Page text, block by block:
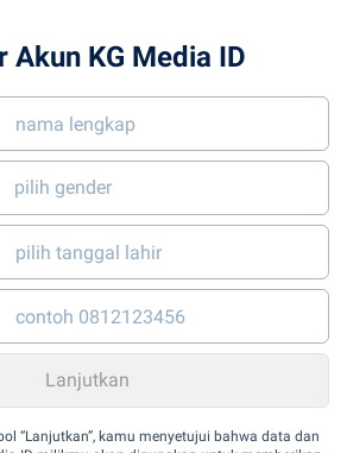
Akun KG Media ID
“Lanjutkan”, kamu menyetujui bahwa data dan